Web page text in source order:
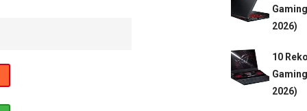
2026)
10
2026)